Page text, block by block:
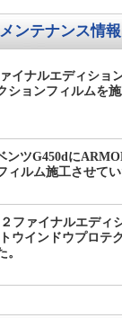
ンテナンス情報
イナルエディショ
ションフィルムを
ンツG450dに
ィルム施工させてい
ファイナルエディ
ウインドウプロテ